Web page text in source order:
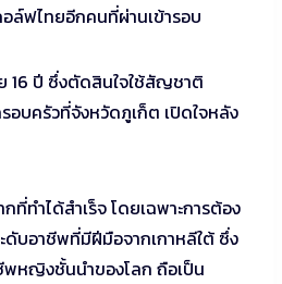
ล์ฟไทยอีกคนที่ผ่านเข้ารอบ
16 ปี ซึ่งตัดสินใจใช้สัญชาติ
อบครัวที่จังหวัดภูเก็ต เปิดใจหลัง
กที่ทำได้สำเร็จ โดยเฉพาะการต้อง
บอาชีพที่มีฝีมือจากเกาหลีใต้ ซึ่ง
พหญิงชั้นนำของโลก ถือเป็น